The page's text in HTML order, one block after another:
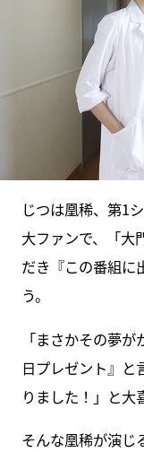
じつは凰稀、第1
大ファンで、「大
だき『この番組に
う。
「まさかその夢
日プレゼント』と
りました！」と大
そんな凰稀が演じ